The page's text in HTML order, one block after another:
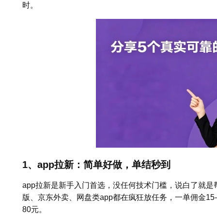
时。
1、app拉新：简单好做，单结秒到
app拉新是新手入门首选，没任何技术门槛，说白了就
版、京东外卖、网盘类app都在疯狂放任务，一单佣金
80元。